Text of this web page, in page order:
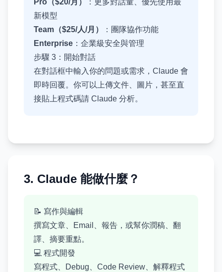
Pro（$20/月）
：更多對話量、優先使用最
新模型
Team（$25/人/月）
：團隊協作功能
Enterprise ：企業級安全與管理
步驟 3：開始對話
在對話框中輸入你的問題或需求，Claude 會
即時回覆。你可以上傳文件、圖片，甚至直
接貼上程式碼請 Claude 分析。
3. Claude 能做什麼？
📝 寫作與編輯
撰寫文章、Email、報告，或幫你潤稿、翻
譯、摘要重點。
💻 程式開發
寫程式、Debug、Code Review、解釋程式